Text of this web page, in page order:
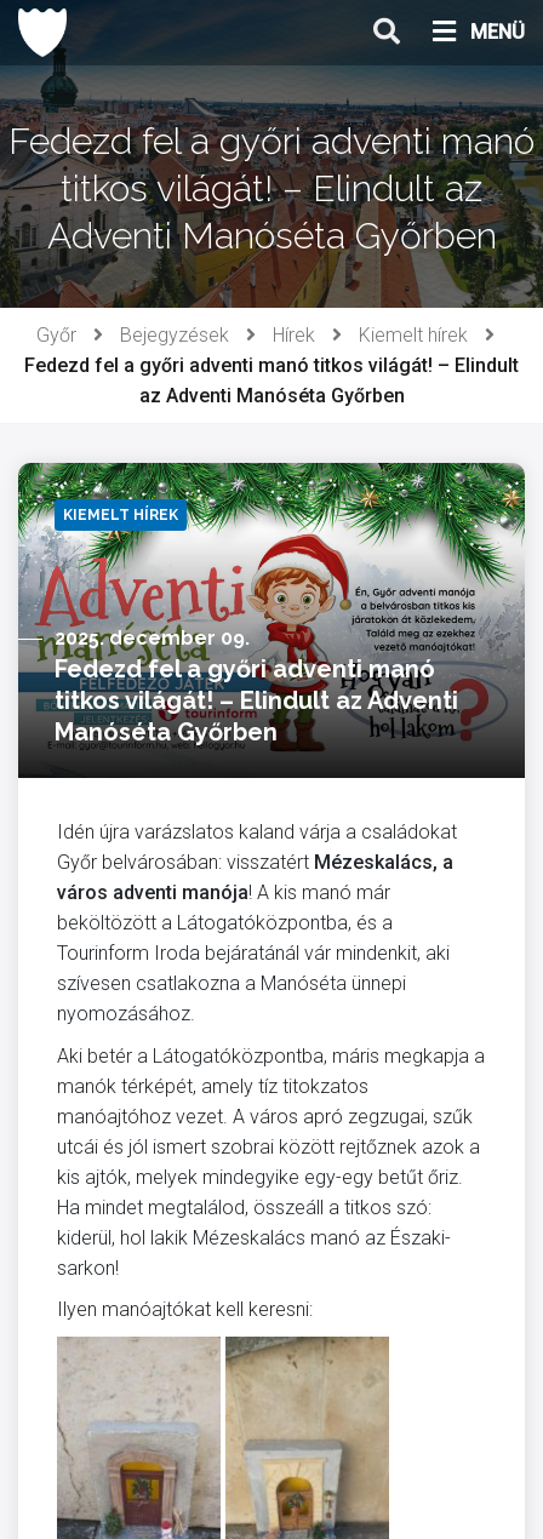
Ugrás
tartalomhoz
MENÜ
Fedezd fel a győri adventi manó
titkos világát! – Elindult az
Adventi Manóséta Győrben
Győr Bejegyzések Hírek
Kiemelt hírek
Fedezd fel a győri adventi manó titkos világát! – Elindult
az Adventi Manóséta Győrben
KIEMELT HÍREK
2025. december 09.
Fedezd fel a győri adventi manó
titkos világát! – Elindult az Adventi
Manóséta Győrben
Idén újra varázslatos kaland várja a családokat
Győr belvárosában: visszatért Mézeskalács, a
város adventi manója! A kis manó már
beköltözött a Látogatóközpontba, és a
Tourinform Iroda bejáratánál vár mindenkit, aki
szívesen csatlakozna a Manóséta ünnepi
nyomozásához.
Aki betér a Látogatóközpontba, máris megkapja a
manók térképét, amely tíz titokzatos
manóajtóhoz vezet. A város apró zegzugai, szűk
utcái és jól ismert szobrai között rejtőznek azok a
kis ajtók, melyek mindegyike egy-egy betűt őriz.
Ha mindet megtalálod, összeáll a titkos szó:
kiderül, hol lakik Mézeskalács manó az Északi-
sarkon!
Ilyen manóajtókat kell keresni: